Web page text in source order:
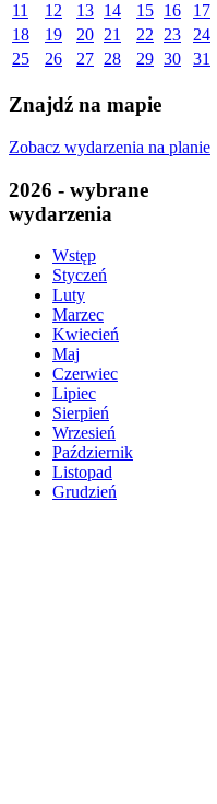
11
12 13 14 15 16
17
18
19 20 21 22 23
24
25
26 27 28 29 30 31
Znajdź na mapie
Zobacz wydarzenia na planie
2026 - wybrane
wydarzenia
Wstęp
Styczeń
Luty
Marzec
Kwiecień
Maj
Czerwiec
Lipiec
Sierpień
Wrzesień
Październik
Listopad
Grudzień